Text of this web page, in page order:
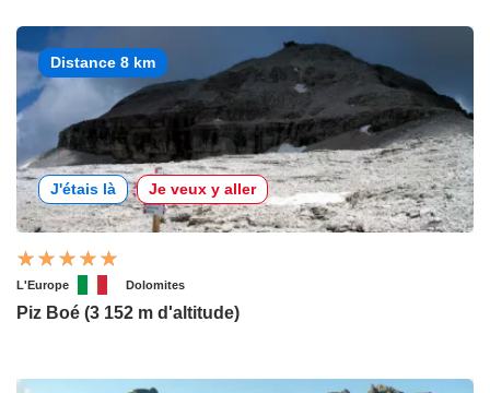
Distance 8 km
J'étais là Je veux y aller
L'Europe Dolomites
Piz Boé (3 152 m d'altitude)